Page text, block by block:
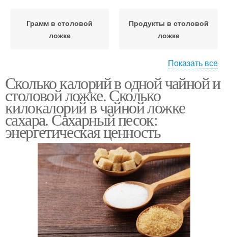
Грамм в столовой
ложке
Продукты в столовой
ложке
Полные ложки
Жидкости в
миллилитрах
Жидкости в неполной
ложке
Ложка в миллилитрах
Муки в столовой ложке Ложка с горкой
Показать все
Сколько калорий в одной чайной и
столовой ложке. Сколько
килокалорий в чайной ложке
сахара. Сахарный песок:
энергетическая ценность